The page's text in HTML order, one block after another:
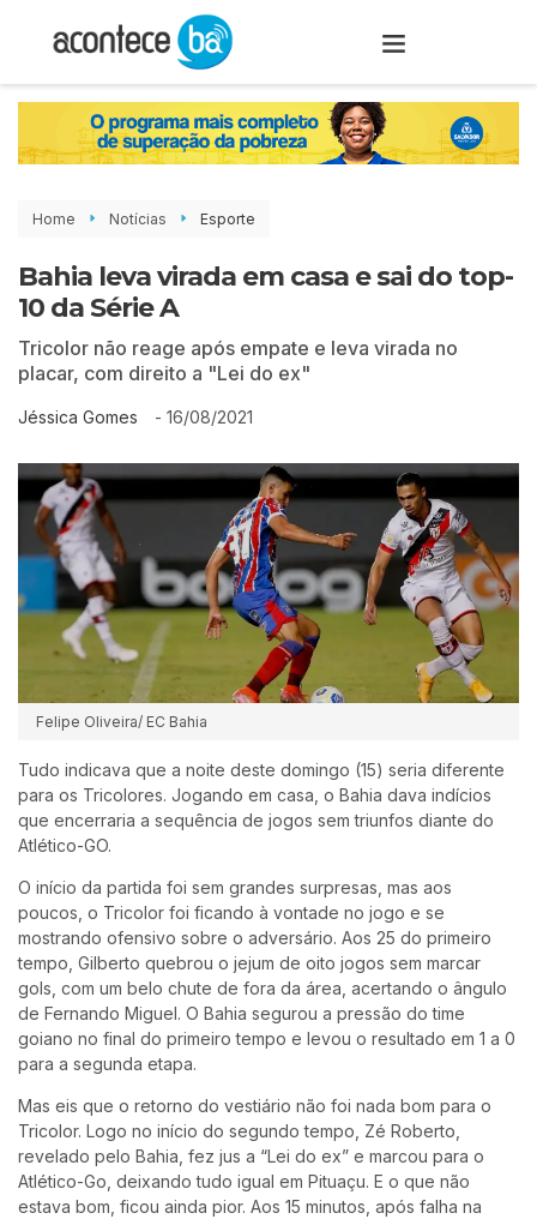
Home Notícias Esporte
Bahia leva virada em casa e sai do top-
10 da Série A
Tricolor não reage após empate e leva virada no
placar, com direito a "Lei do ex"
Jéssica Gomes - 16/08/2021
Felipe Oliveira/ EC Bahia
Tudo indicava que a noite deste domingo (15) seria diferente
para os Tricolores. Jogando em casa, o Bahia dava indícios
que encerraria a sequência de jogos sem triunfos diante do
Atlético-GO.
O início da partida foi sem grandes surpresas, mas aos
poucos, o Tricolor foi ficando à vontade no jogo e se
mostrando ofensivo sobre o adversário. Aos 25 do primeiro
tempo, Gilberto quebrou o jejum de oito jogos sem marcar
gols, com um belo chute de fora da área, acertando o ângulo
de Fernando Miguel. O Bahia segurou a pressão do time
goiano no final do primeiro tempo e levou o resultado em 1 a 0
para a segunda etapa.
Mas eis que o retorno do vestiário não foi nada bom para o
Tricolor. Logo no início do segundo tempo, Zé Roberto,
revelado pelo Bahia, fez jus a “Lei do ex” e marcou para o
Atlético-Go, deixando tudo igual em Pituaçu. E o que não
estava bom, ficou ainda pior. Aos 15 minutos, após falha na